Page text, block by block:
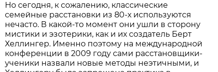
Но сегодня, к сожалению, классические
семейные расстановки из 80-х используются
нечасто. В какой-то момент они ушли в сторону
мистики и эзотерики, как и их создатель Берт
Хеллингер. Именно поэтому на международной
конференции в 2009 году сами расстановщики-
ученики назвали новые методы неэтичными, и